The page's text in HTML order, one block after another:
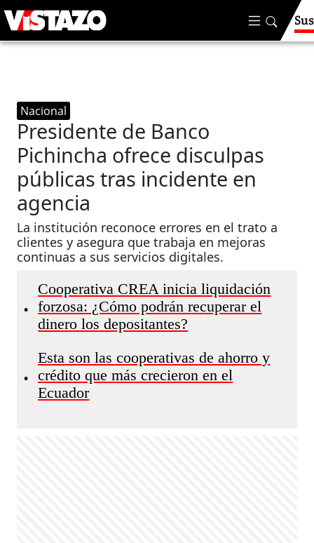
Nacional
Presidente de Banco
Pichincha ofrece disculpas
públicas tras incidente en
agencia
La institución reconoce errores en el trato a
clientes y asegura que trabaja en mejoras
continuas a sus servicios digitales.
•
Cooperativa CREA inicia liquidación
forzosa: ¿Cómo podrán recuperar el
dinero los depositantes?
•
Esta son las cooperativas de ahorro y
crédito que más crecieron en el
Ecuador